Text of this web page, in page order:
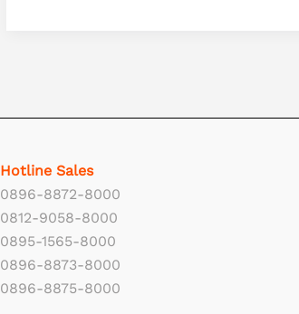
Hotline Sales
0896-8872-8000
0812-9058-8000
0895-1565-8000
0896-8873-8000
0896-8875-8000